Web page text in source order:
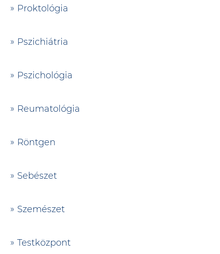
Proktológia
Pszichiátria
Pszichológia
Reumatológia
Röntgen
Sebészet
Szemészet
Testközpont